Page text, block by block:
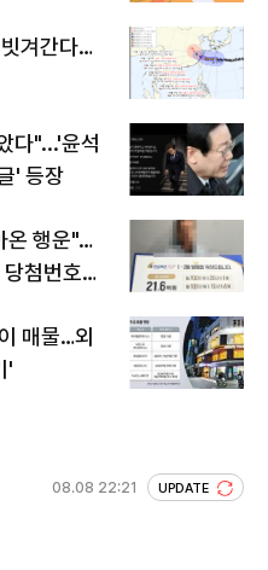
겨간다…
다"...'윤석
' 등장
온 행운"…
첨번호조
매물…외
'
08.08 22:21 UPDATE